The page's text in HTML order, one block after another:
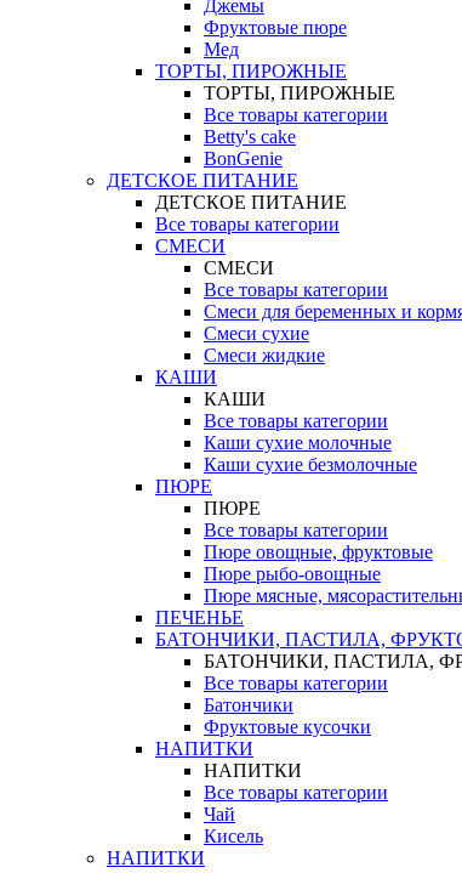
Джемы
Фруктовые пюре
Мед
ТОРТЫ, ПИРОЖНЫЕ
ТОРТЫ, ПИРОЖНЫЕ
Все товары категории
Betty's cake
BonGenie
ДЕТСКОЕ ПИТАНИЕ
ДЕТСКОЕ ПИТАНИЕ
Все товары категории
СМЕСИ
СМЕСИ
Все товары категории
Смеси для беременных и
Смеси сухие
Смеси жидкие
КАШИ
КАШИ
Все товары категории
Каши сухие молочные
Каши сухие безмолочные
ПЮРЕ
ПЮРЕ
Все товары категории
Пюре овощные, фруктовые
Пюре рыбо-овощные
Пюре мясные,
ПЕЧЕНЬЕ
БАТОНЧИКИ, ПАСТИЛА,
БАТОНЧИКИ, ПАСТИЛА,
Все товары категории
Батончики
Фруктовые кусочки
НАПИТКИ
НАПИТКИ
Все товары категории
Чай
Кисель
НАПИТКИ